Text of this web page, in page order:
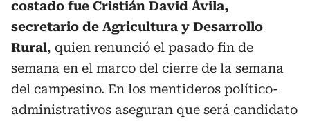
costado fue Cristián David Ávila,
secretario de Agricultura y Desarrollo
Rural, quien renunció el pasado fin de
semana en el marco del cierre de la semana
del campesino. En los mentideros político-
administrativos aseguran que será candidato